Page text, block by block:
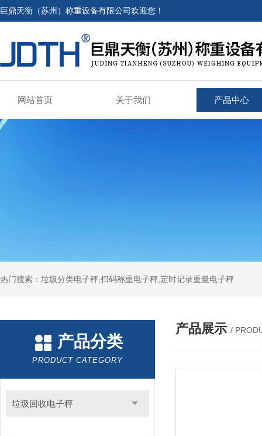
巨鼎天衡（苏州）称重设备有限公司欢迎您！
网站首页 关于我们 产品中心
热门搜索：垃圾分类电子秤,扫码称重电子秤,定时记录重量电子秤
产品分类
PRODUCT CATEGORY
垃圾回收电子秤
产品展示 /